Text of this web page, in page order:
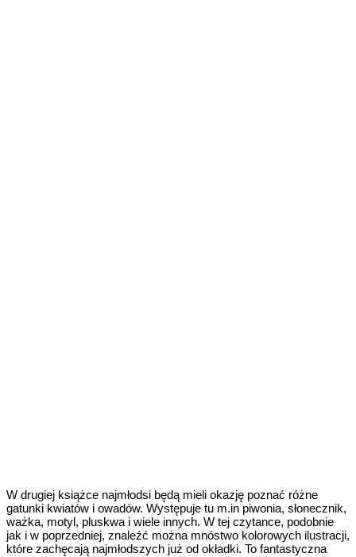
W drugiej książce najmłodsi będą mieli okazję poznać różne
gatunki kwiatów i owadów. Występuje tu m.in piwonia, słonecznik,
ważka, motyl, pluskwa i wiele innych. W tej czytance, podobnie
jak i w poprzedniej, znaleźć można mnóstwo kolorowych ilustracji,
które zachęcają najmłodszych już od okładki. To fantastyczna